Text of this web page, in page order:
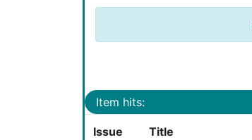
Item hits:
Issue
Title